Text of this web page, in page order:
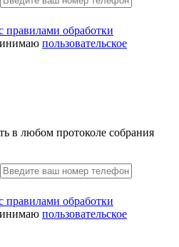
правилами обработки
пользовательское
в любом протоколе собрания
правилами обработки
пользовательское